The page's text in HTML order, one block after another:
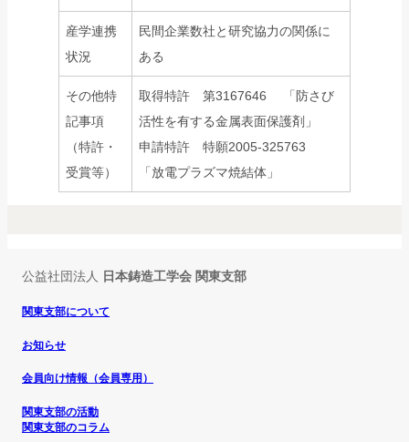
産学連携
状況
民間企業数社と研究協力の関係に
ある
その他特
記事項
（特許・
受賞等）
取得特許 第3167646 「防さび
活性を有する金属表面保護剤」
申請特許 特願2005-325763
「放電プラズマ焼結体」
公益社団法人 日本鋳造工学会 関東支部
関東支部について
お知らせ
会員向け情報（会員専用）
関東支部の活動
関東支部のコラム